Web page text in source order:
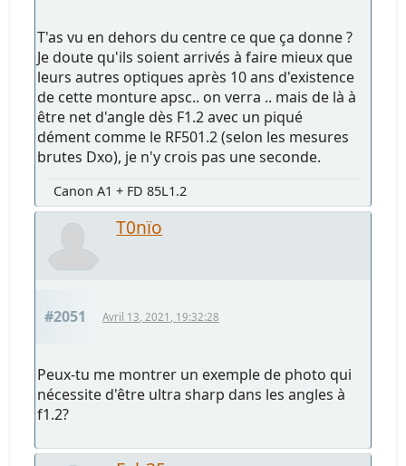
T'as vu en dehors du centre ce que ça donne ?
Je doute qu'ils soient arrivés à faire mieux que
leurs autres optiques après 10 ans d'existence
de cette monture apsc.. on verra .. mais de là à
être net d'angle dès F1.2 avec un piqué
dément comme le RF501.2 (selon les mesures
brutes Dxo), je n'y crois pas une seconde.
Canon A1 + FD 85L1.2
T0nïo
#2051 Avril 13, 2021, 19:32:28
Peux-tu me montrer un exemple de photo qui
nécessite d'être ultra sharp dans les angles à
f1.2?